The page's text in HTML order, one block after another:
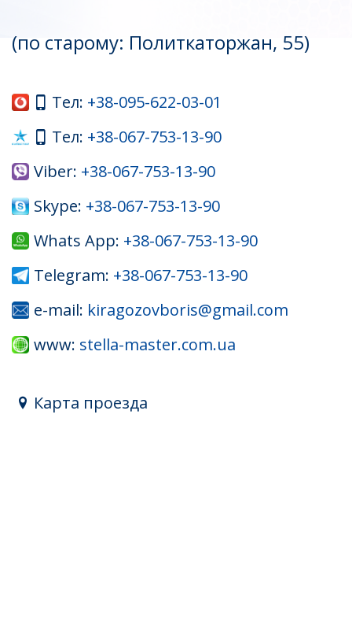
(по старому: Политкаторжан, 55)
Тел: +38-095-622-03-01
Тел: +38-067-753-13-90
Viber: +38-067-753-13-90
Skype: +38-067-753-13-90
Whats App: +38-067-753-13-90
Telegram: +38-067-753-13-90
e-mail: kiragozovboris@gmail.com
www: stella-master.com.ua
Карта проезда